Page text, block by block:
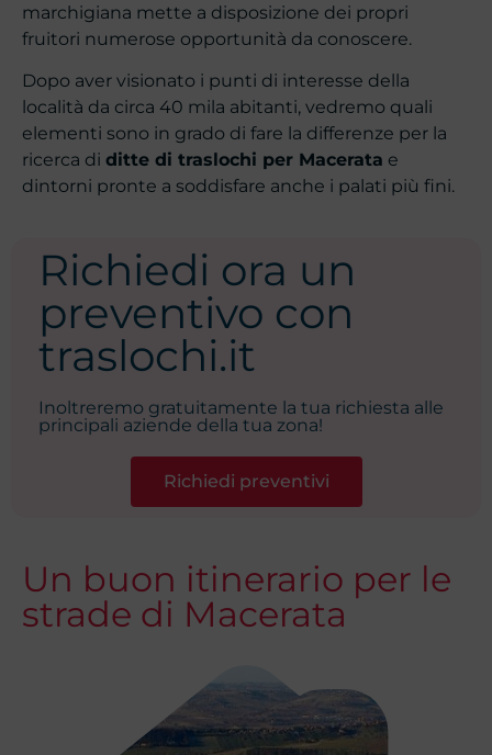
marchigiana mette a disposizione dei propri
fruitori numerose opportunità da conoscere.
Dopo aver visionato i punti di interesse della
località da circa 40 mila abitanti, vedremo quali
elementi sono in grado di fare la differenze per la
ricerca di ditte di traslochi per Macerata e
dintorni pronte a soddisfare anche i palati più fini.
Richiedi ora un
preventivo con
traslochi.it
Inoltreremo gratuitamente la tua richiesta alle
principali aziende della tua zona!
Richiedi preventivi
Un buon itinerario per le
strade di Macerata